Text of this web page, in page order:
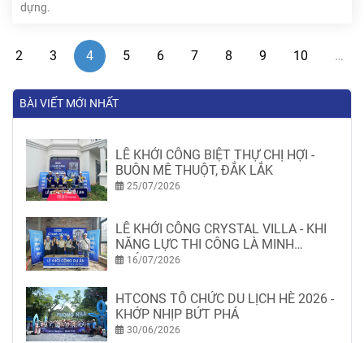
dựng.
2 3 4 5 6 7 8 9 10 …
BÀI VIẾT MỚI NHẤT
LỄ KHỞI CÔNG BIỆT THỰ CHỊ HỢI -
BUÔN MÊ THUỘT, ĐẮK LẮK
25/07/2026
LỄ KHỞI CÔNG CRYSTAL VILLA - KHI
NĂNG LỰC THI CÔNG LÀ MINH
CHỨNG
16/07/2026
HTCONS TỔ CHỨC DU LỊCH HÈ 2026 -
KHỚP NHỊP BỨT PHÁ
30/06/2026